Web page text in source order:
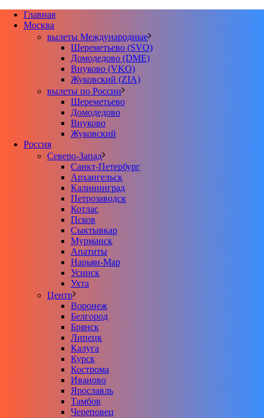
Главная
Москва
вылеты Международные
Шереметьево (SVO)
Домодедово (DME)
Внуково (VKO)
Жуковский (ZIA)
вылеты по России
Шереметьево
Домодедово
Внуково
Жуковский
Россия
Северо-Запад
Санкт-Петербург
Архангельск
Калининград
Петрозаводск
Котлас
Псков
Сыктывкар
Мурманск
Апатиты
Нарьян-Мар
Усинск
Ухта
Центр
Воронеж
Белгород
Брянск
Липецк
Калуга
Курск
Кострома
Иваново
Ярославль
Тамбов
Череповец